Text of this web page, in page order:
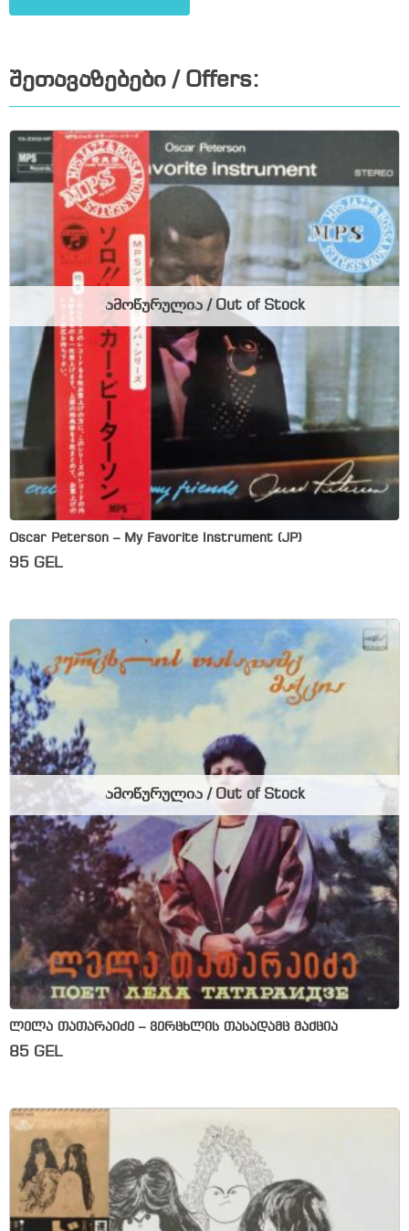
შეთავაზებები / Offers:
Oscar Peterson – My Favorite Instrument (JP)
95 GEL
ამოწურულია / Out of Stock
ლელა თათარაიძე – ვერცხლის თასადამც მაქცია
85 GEL
ამოწურულია / Out of Stock